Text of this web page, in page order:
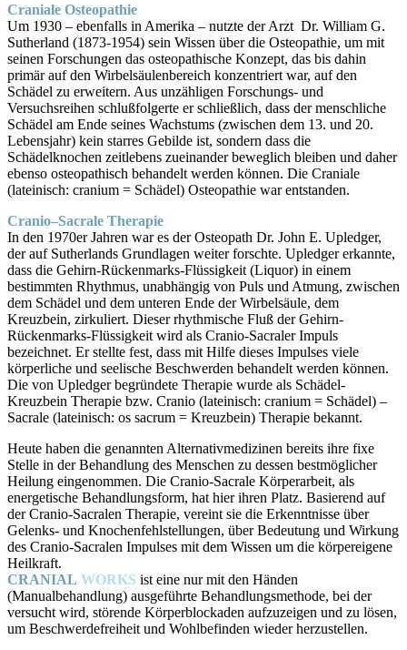
Craniale Osteopathie
Um 1930 – ebenfalls in Amerika – nutzte der Arzt Dr. William G.
Sutherland (1873-1954) sein Wissen über die Osteopathie, um mit
seinen Forschungen das osteopathische Konzept, das bis dahin
primär auf den Wirbelsäulenbereich konzentriert war, auf den
Schädel zu erweitern. Aus unzähligen Forschungs- und
Versuchsreihen schlußfolgerte er schließlich, dass der menschliche
Schädel am Ende seines Wachstums (zwischen dem 13. und 20.
Lebensjahr) kein starres Gebilde ist, sondern dass die
Schädelknochen zeitlebens zueinander beweglich bleiben und daher
ebenso osteopathisch behandelt werden können. Die Craniale
(lateinisch: cranium = Schädel) Osteopathie war entstanden.
Cranio–Sacrale Therapie
In den 1970er Jahren war es der Osteopath Dr. John E. Upledger,
der auf Sutherlands Grundlagen weiter forschte. Upledger erkannte,
dass die Gehirn-Rückenmarks-Flüssigkeit (Liquor) in einem
bestimmten Rhythmus, unabhängig von Puls und Atmung, zwischen
dem Schädel und dem unteren Ende der Wirbelsäule, dem
Kreuzbein, zirkuliert. Dieser rhythmische Fluß der Gehirn-
Rückenmarks-Flüssigkeit wird als Cranio-Sacraler Impuls
bezeichnet. Er stellte fest, dass mit Hilfe dieses Impulses viele
körperliche und seelische Beschwerden behandelt werden können.
Die von Upledger begründete Therapie wurde als Schädel-
Kreuzbein Therapie bzw. Cranio (lateinisch: cranium = Schädel) –
Sacrale (lateinisch: os sacrum = Kreuzbein) Therapie bekannt.
Heute haben die genannten Alternativmedizinen bereits ihre fixe
Stelle in der Behandlung des Menschen zu dessen bestmöglicher
Heilung eingenommen. Die Cranio-Sacrale Körperarbeit, als
energetische Behandlungsform, hat hier ihren Platz. Basierend auf
der Cranio-Sacralen Therapie, vereint sie die Erkenntnisse über
Gelenks- und Knochenfehlstellungen, über Bedeutung und Wirkung
des Cranio-Sacralen Impulses mit dem Wissen um die körpereigene
Heilkraft.
CRANIAL WORKS ist eine nur mit den Händen
(Manualbehandlung) ausgeführte Behandlungsmethode, bei der
versucht wird, störende Körperblockaden aufzuzeigen und zu lösen,
um Beschwerdefreiheit und Wohlbefinden wieder herzustellen.